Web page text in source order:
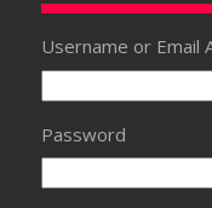
Username or Email
Password